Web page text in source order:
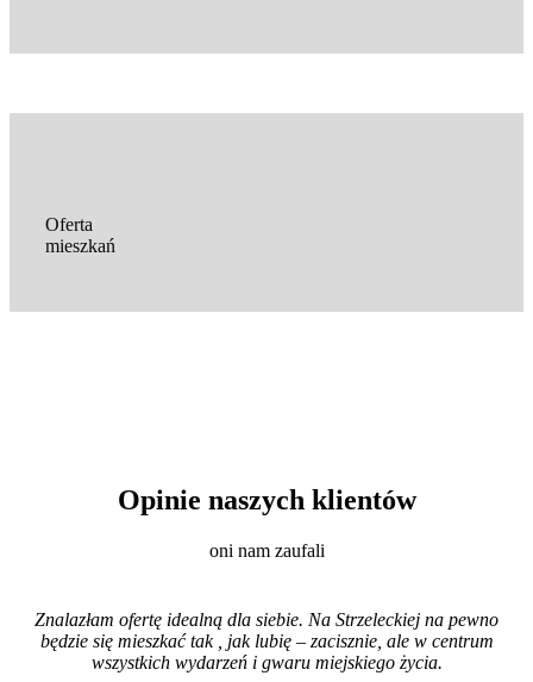
Oferta
mieszkań
Opinie naszych klientów
oni nam zaufali
Znalazłam ofertę idealną dla siebie. Na Strzeleckiej na pewno
będzie się mieszkać tak , jak lubię – zacisznie, ale w centrum
wszystkich wydarzeń i gwaru miejskiego życia.